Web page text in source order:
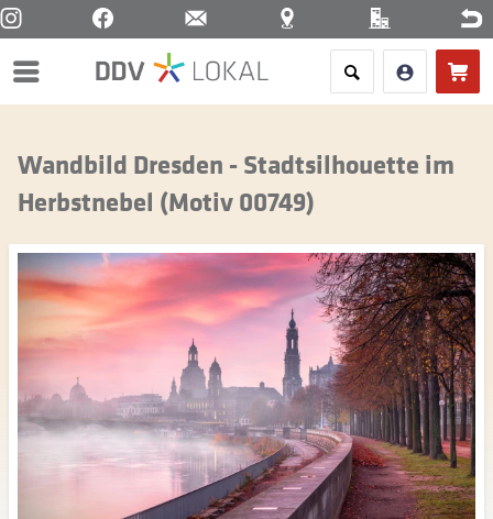
Menü
Wandbild Dresden - Stadtsilhouette im
Herbstnebel (Motiv 00749)